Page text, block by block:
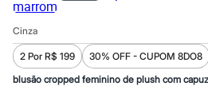
Até 20% off
Até 40% off
Até 60% off
A partir de 60% off
Feminino
Em alta
Cinza
2 Por R$ 199
30% OFF - CUPOM 8DO8